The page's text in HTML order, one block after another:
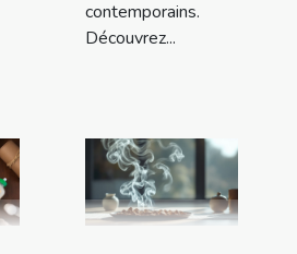
contemporains.
Découvrez...